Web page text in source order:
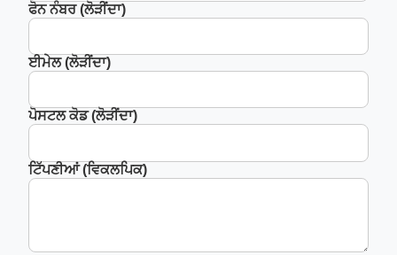
ਫੋਨ ਨੰਬਰ (ਲੋੜੀਂਦਾ)
ਈਮੇਲ (ਲੋੜੀਂਦਾ)
ਪੋਸਟਲ ਕੋਡ (ਲੋੜੀਂਦਾ)
ਟਿੱਪਣੀਆਂ (ਵਿਕਲਪਿਕ)